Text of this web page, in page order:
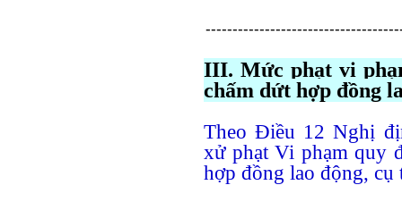
III. Mức phạt vi
chấm dứt hợp đồng
Theo Điều 12 Nghị
xử phạt Vi phạm quy
hợp đồng lao động, cụ